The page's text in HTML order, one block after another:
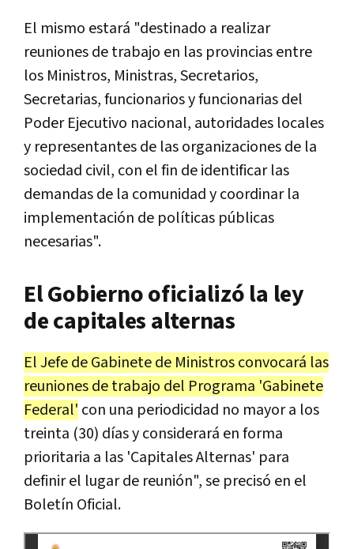
El mismo estará "destinado a realizar
reuniones de trabajo en las provincias entre
los Ministros, Ministras, Secretarios,
Secretarias, funcionarios y funcionarias del
Poder Ejecutivo nacional, autoridades locales
y representantes de las organizaciones de la
sociedad civil, con el fin de identificar las
demandas de la comunidad y coordinar la
implementación de políticas públicas
necesarias".
El Gobierno oficializó la ley
de capitales alternas
El Jefe de Gabinete de Ministros convocará las
reuniones de trabajo del Programa 'Gabinete
Federal' con una periodicidad no mayor a los
treinta (30) días y considerará en forma
prioritaria a las 'Capitales Alternas' para
definir el lugar de reunión", se precisó en el
Boletín Oficial.